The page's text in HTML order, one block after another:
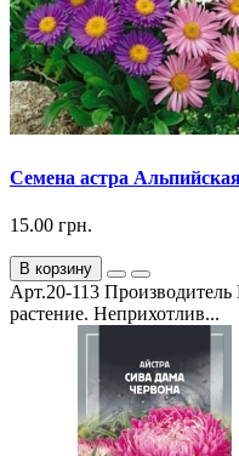
Семена астра
15.00 грн.
В корзину
Арт.20-113
растение. Неприхотлив...